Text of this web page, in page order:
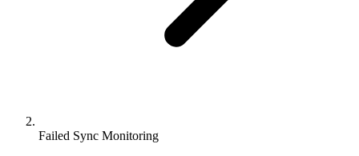
Failed Sync Monitoring